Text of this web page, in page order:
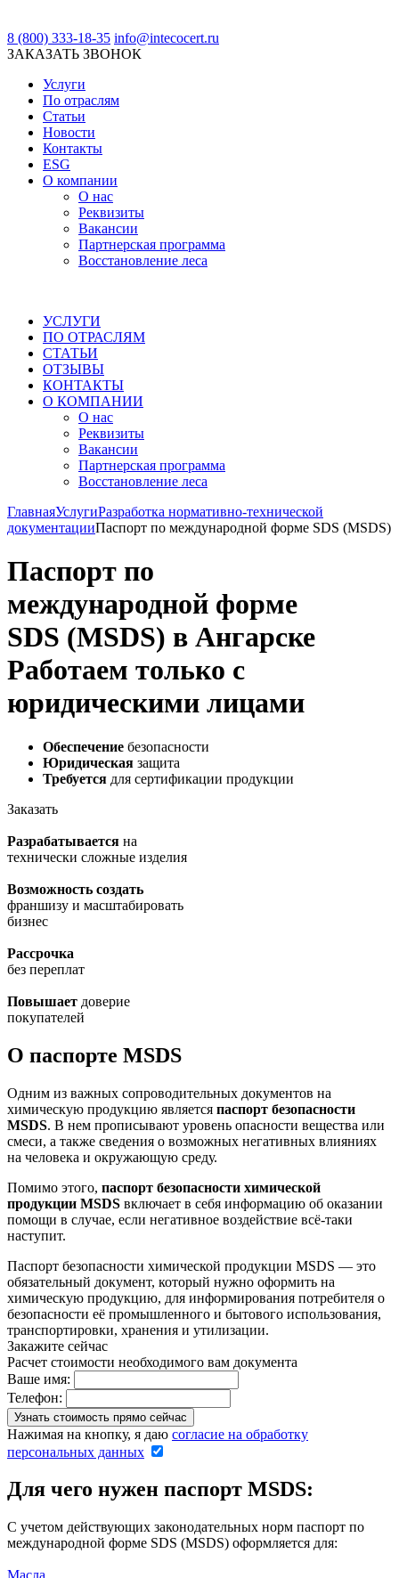
8 (800) 333-18-35 info@intecocert.ru
ЗАКАЗАТЬ ЗВОНОК
Услуги
По отраслям
Статьи
Новости
Контакты
ESG
О компании
О нас
Реквизиты
Вакансии
Партнерская программа
Восстановление леса
УСЛУГИ
ПО ОТРАСЛЯМ
СТАТЬИ
ОТЗЫВЫ
КОНТАКТЫ
О КОМПАНИИ
О нас
Реквизиты
Вакансии
Партнерская программа
Восстановление леса
ГлавнаяУслугиРазработка нормативно-технической
документацииПаспорт по международной форме SDS (MSDS)
Паспорт по
международной форме
SDS (MSDS) в Ангарске
Работаем только с
юридическими лицами
Обеспечение безопасности
Юридическая защита
Требуется для сертификации продукции
Заказать
Разрабатывается на
технически сложные изделия
Возможность создать
франшизу и масштабировать
бизнес
Рассрочка
без переплат
Повышает доверие
покупателей
О паспорте MSDS
Одним из важных сопроводительных документов на
химическую продукцию является паспорт безопасности
MSDS. В нем прописывают уровень опасности вещества или
смеси, а также сведения о возможных негативных влияниях
на человека и окружающую среду.
Помимо этого, паспорт безопасности химической
продукции MSDS включает в себя информацию об оказании
помощи в случае, если негативное воздействие всё-таки
наступит.
Паспорт безопасности химической продукции MSDS — это
обязательный документ, который нужно оформить на
химическую продукцию, для информирования потребителя о
безопасности её промышленного и бытового использования,
транспортировки, хранения и утилизации.
Закажите сейчас
Расчет стоимости необходимого вам документа
Ваше имя:
Телефон:
Нажимая на кнопку, я даю согласие на обработку
персональных данных
Для чего нужен паспорт MSDS:
С учетом действующих законодательных норм паспорт по
международной форме SDS (MSDS) оформляется для: